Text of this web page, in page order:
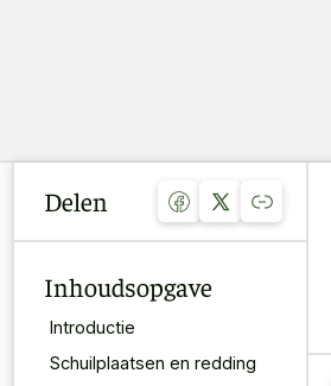
Delen
Inhoudsopgave
Introductie
Schuilplaatsen en redding